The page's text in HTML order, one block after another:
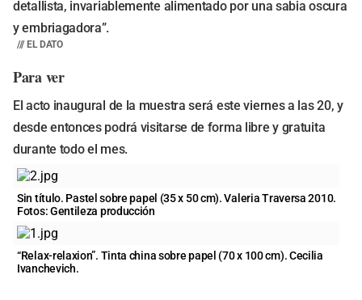
detallista, invariablemente alimentado por una sabia oscura
y embriagadora”.
/// EL DATO
Para ver
El acto inaugural de la muestra será este viernes a las 20, y
desde entonces podrá visitarse de forma libre y gratuita
durante todo el mes.
Sin título. Pastel sobre papel (35 x 50 cm). Valeria Traversa 2010.
Fotos: Gentileza producción
“Relax-relaxion”. Tinta china sobre papel (70 x 100 cm). Cecilia
Ivanchevich.